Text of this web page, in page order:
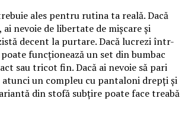
ales pentru rutina ta reală. Dacă
nevoie de libertate de mișcare și
decent la purtare. Dacă lucrezi într-
funcționează un set din bumbac
sau tricot fin. Dacă ai nevoie să pari
un compleu cu pantaloni drepți și
din stofă subțire poate face treabă